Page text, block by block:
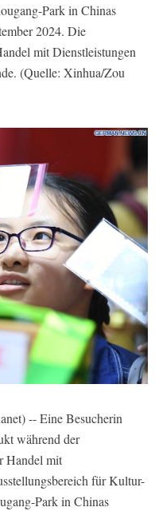
Park in Chinas
2024. Die
mit Dienstleistungen
(Quelle: Xinhua/Zou
-- Eine Besucherin
während der
Handel mit
für Kultur-
Park in Chinas